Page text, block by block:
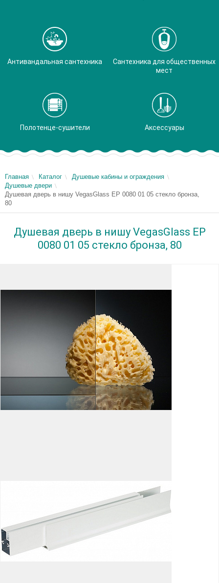
Антивандальная сантехника
Сантехника для общественных
мест
Полотенце-сушители Аксессуары
Главная Каталог
Душевые кабины и ограждения
Душевые двери
Душевая дверь в нишу VegasGlass EP 0080 01 05 стекло бронза,
80
Душевая дверь в нишу VegasGlass EP
0080 01 05 стекло бронза, 80